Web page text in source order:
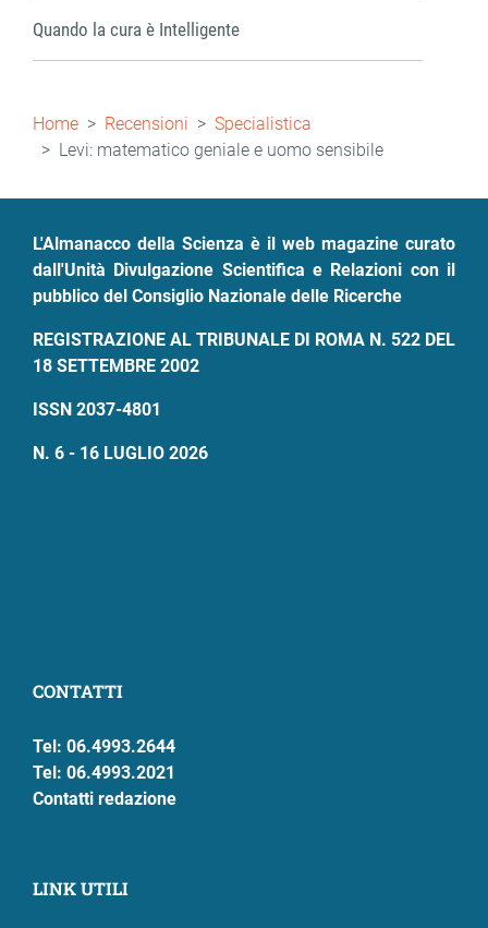
Quando la cura è Intelligente
Briciole
di
pane
Home Recensioni
Specialistica
Levi: matematico geniale e uomo sensibile
L'Almanacco della Scienza è il web magazine curato
dall'Unità Divulgazione Scientifica e Relazioni con il
pubblico del Consiglio Nazionale delle Ricerche
REGISTRAZIONE AL TRIBUNALE DI ROMA N. 522 DEL
18 SETTEMBRE 2002
ISSN 2037-4801
N. 6 - 16 LUGLIO 2026
CONTATTI
Tel: 06.4993.2644
Tel: 06.4993.2021
Contatti redazione
LINK UTILI